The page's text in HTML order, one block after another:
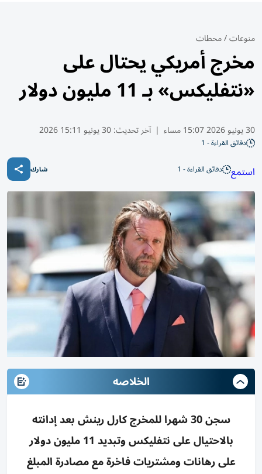
منوعات/محطات
مخرج أمريكي يحتال على
«نتفليكس» بـ 11 مليون دولار
30 يونيو 2026 15:07 مساء | آخر تحديث:30 يونيو 15:11 2026
دقائق القراءة - 1
استمع دقائق القراءة - 1 شارك
الخلاصه
سجن 30 شهرا للمخرج كارل رينش بعد إدانته
بالاحتيال على نتفليكس وتبديد 11 مليون دولار
على رهانات ومشتريات فاخرة مع مصادرة المبلغ